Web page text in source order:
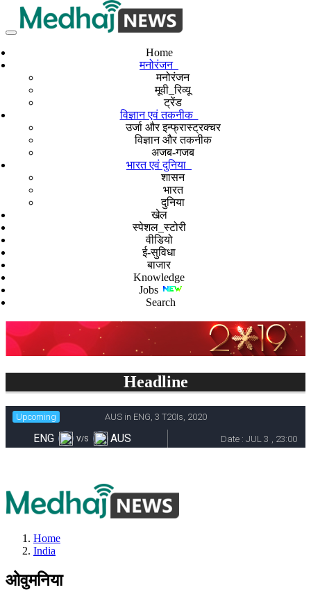
Home
मनोरंजन
मनोरंजन
मूवी_रिव्यू
ट्रेंड
विज्ञान एवं तकनीक
उर्जा और इन्फ्रास्ट्रक्चर
विज्ञान और तकनीक
अजब-गजब
भारत एवं दुनिया
शासन
भारत
दुनिया
खेल
स्पेशल_स्टोरी
वीडियो
ई-सुविधा
बाजार
Knowledge
Jobs
Search
Headline
Home
India
ओवुमनिया